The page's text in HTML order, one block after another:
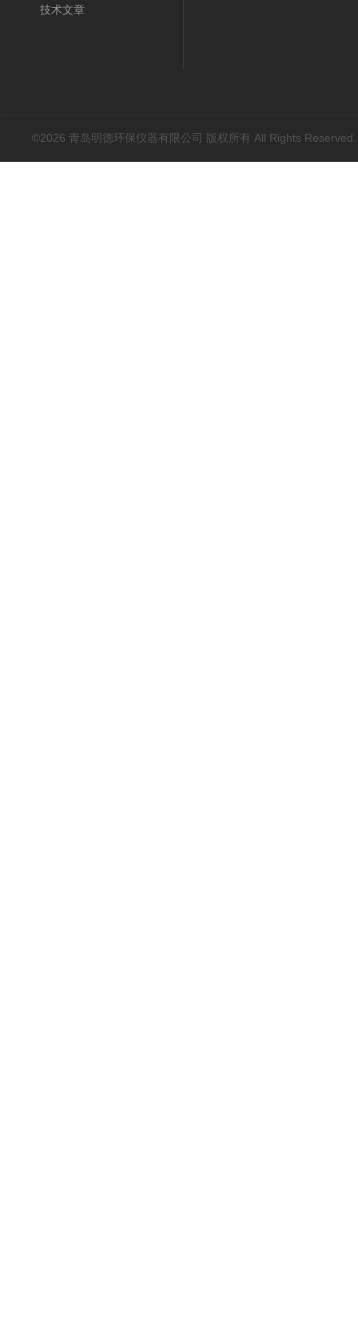
技术文章
©2026 青岛明德环保仪器有限公司 版权所有 All Rights